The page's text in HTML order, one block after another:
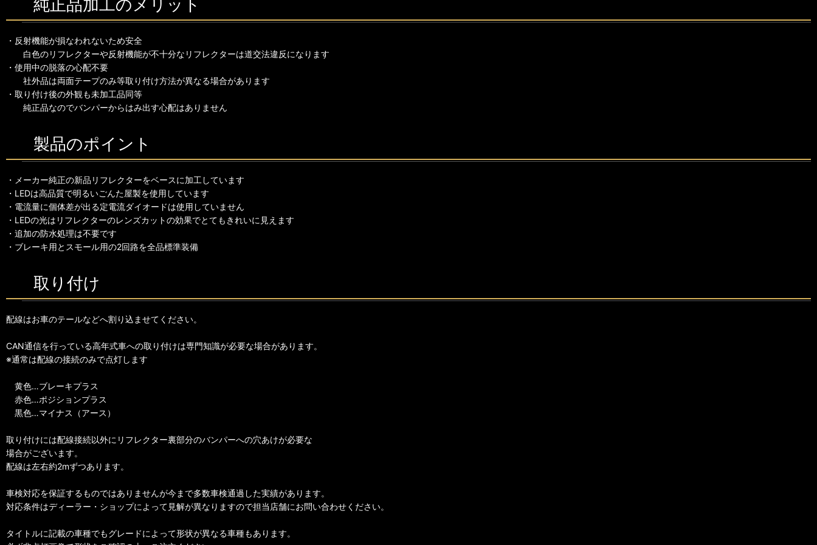
純正品加工のメリット
・反射機能が損なわれないため安全
白色のリフレクターや反射機能が不十分なリフレクターは道交法違反になります
・使用中の脱落の心配不要
社外品は両面テープのみ等取り付け方法が異なる場合があります
・取り付け後の外観も未加工品同等
純正品なのでバンパーからはみ出す心配はありません
製品のポイント
・メーカー純正の新品リフレクターをベースに加工しています
・LEDは高品質で明るいごんた屋製を使用しています
・電流量に個体差が出る定電流ダイオードは使用していません
・LEDの光はリフレクターのレンズカットの効果でとてもきれいに見えます
・追加の防水処理は不要です
・ブレーキ用とスモール用の2回路を全品標準装備
取り付け
配線はお車のテールなどへ割り込ませてください。
CAN通信を行っている高年式車への取り付けは専門知識が必要な場合があります。
※通常は配線の接続のみで点灯します
黄色…ブレーキプラス
赤色…ポジションプラス
黒色…マイナス（アース）
取り付けには配線接続以外にリフレクター裏部分のバンパーへの穴あけが必要な
場合がございます。
配線は左右約2mずつあります。
車検対応を保証するものではありませんが今まで多数車検通過した実績があります。
対応条件はディーラー・ショップによって見解が異なりますので担当店舗にお問い合わせください。
タイトルに記載の車種でもグレードによって形状が異なる車種もあります。